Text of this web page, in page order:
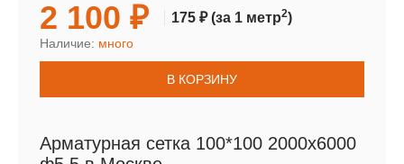
2 100 ₽ 175 ₽(за 1 метр2)
Наличие: много
В КОРЗИНУ
Арматурная сетка 100*100 2000х6000